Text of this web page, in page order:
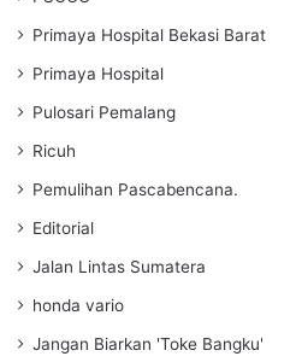
Primaya Hospital Bekasi Barat
Primaya Hospital
Pulosari Pemalang
Ricuh
Pemulihan Pascabencana.
Editorial
Jalan Lintas Sumatera
honda vario
Jangan Biarkan 'Toke Bangku'